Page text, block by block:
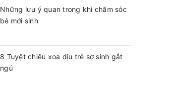
Những lưu ý quan trong khi chăm sóc
bé mới sinh
8 Tuyệt chiêu xoa dịu trẻ sơ sinh gắt
ngủ